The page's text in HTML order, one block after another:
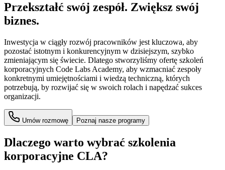
Przekształć swój zespół. Zwiększ swój
biznes.
Inwestycja w ciągły rozwój pracowników jest kluczowa, aby
pozostać istotnym i konkurencyjnym w dzisiejszym, szybko
zmieniającym się świecie. Dlatego stworzyliśmy ofertę szkoleń
korporacyjnych Code Labs Academy, aby wzmacniać zespoły
konkretnymi umiejętnościami i wiedzą techniczną, których
potrzebują, by rozwijać się w swoich rolach i napędzać sukces
organizacji.
Umów rozmowę Poznaj nasze programy
Dlaczego warto wybrać szkolenia
korporacyjne CLA?